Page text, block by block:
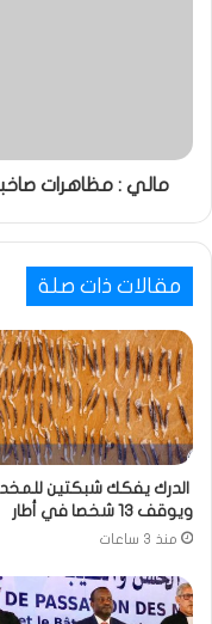
مالي : مظاهرات
مقالات ذات صلة
الدرك يفكك شبكتين
ويوقف 13 شخصا في أطار
منذ 3 ساعات